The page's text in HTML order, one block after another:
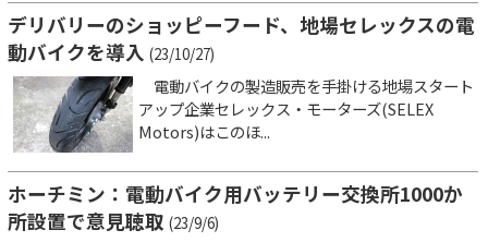
デリバリーのショッピーフード、地場セレックスの電
動バイクを導入 (23/10/27)
電動バイクの製造販売を手掛ける地場スタート
アップ企業セレックス・モーターズ(SELEX
Motors)はこのほ...
ホーチミン：電動バイク用バッテリー交換所1000か
所設置で意見聴取 (23/9/6)